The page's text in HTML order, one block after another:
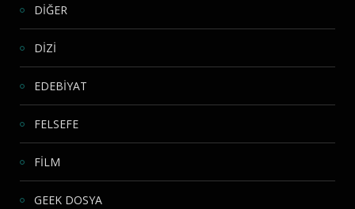
DİĞER
DİZİ
EDEBİYAT
FELSEFE
FİLM
GEEK DOSYA